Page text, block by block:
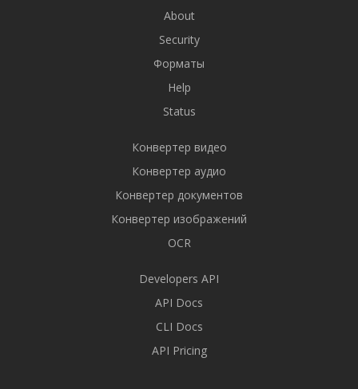
About
Security
Форматы
Help
Status
Конвертер видео
Конвертер аудио
Конвертер документов
Конвертер изображений
OCR
Developers API
API Docs
CLI Docs
API Pricing